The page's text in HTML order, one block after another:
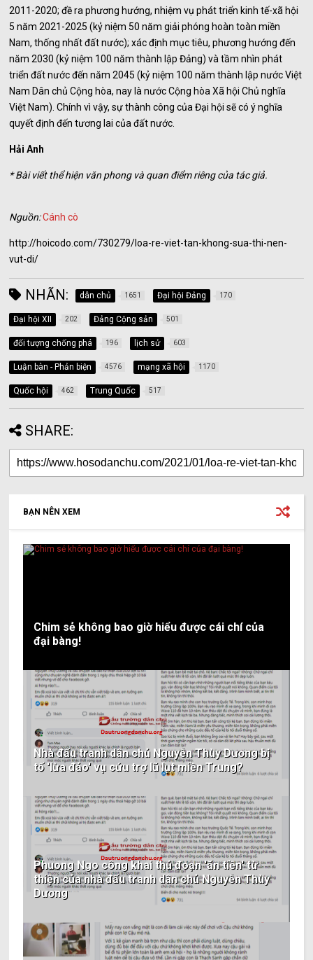
2011-2020; đề ra phương hướng, nhiệm vụ phát triển kinh tế-xã hội
5 năm 2021-2025 (kỷ niệm 50 năm giải phóng hoàn toàn miền
Nam, thống nhất đất nước); xác định mục tiêu, phương hướng đến
năm 2030 (kỷ niệm 100 năm thành lập Đảng) và tầm nhìn phát
triển đất nước đến năm 2045 (kỷ niệm 100 năm thành lập nước Việt
Nam Dân chủ Cộng hòa, nay là nước Cộng hòa Xã hội Chủ nghĩa
Việt Nam). Chính vì vậy, sự thành công của Đại hội sẽ có ý nghĩa
quyết định đến tương lai của đất nước.
Hải Anh
* Bài viết thể hiện văn phong và quan điểm riêng của tác giả.
Nguồn:Cánh cò
http://hoicodo.com/730279/loa-re-viet-tan-khong-sua-thi-nen-
vut-di/
NHÃN: dân chủ 1651 Đại hội Đảng 170
Đại hội XII 202 Đảng Cộng sản 501
đối tượng chống phá 196 lịch sử 603
Luận bàn - Phản biện 4576 mạng xã hội 1170
Quốc hội 462 Trung Quốc 517
SHARE:
BẠN NÊN XEM
Chim sẻ không bao giờ hiểu được cái chí của
đại bàng!
Nhà đấu tranh dân chủ Nguyễn Thùy Dương bị
tố 'lừa đảo' vụ cứu trợ lũ lụt miền Trung?
Phuong Ngo công khai thủ đoạn 'ăn tiền' từ
thiện của nhà đấu tranh dân chủ Nguyễn Thùy
Dương